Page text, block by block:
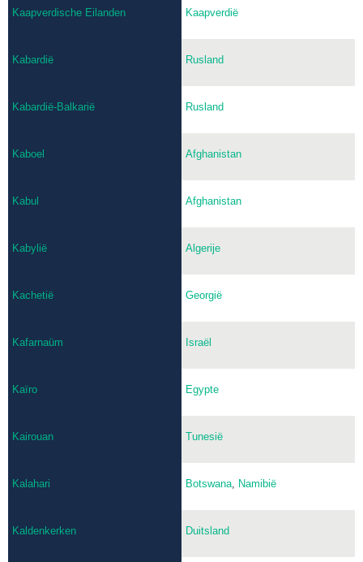
Kaapverdische Eilanden Kaapverdië
Kabardië Rusland
Kabardië-Balkarië Rusland
Kaboel Afghanistan
Kabul Afghanistan
Kabylië Algerije
Kachetië Georgië
Kafarnaüm Israël
Kaïro Egypte
Kairouan Tunesië
Kalahari Botswana, Namibië
Kaldenkerken Duitsland